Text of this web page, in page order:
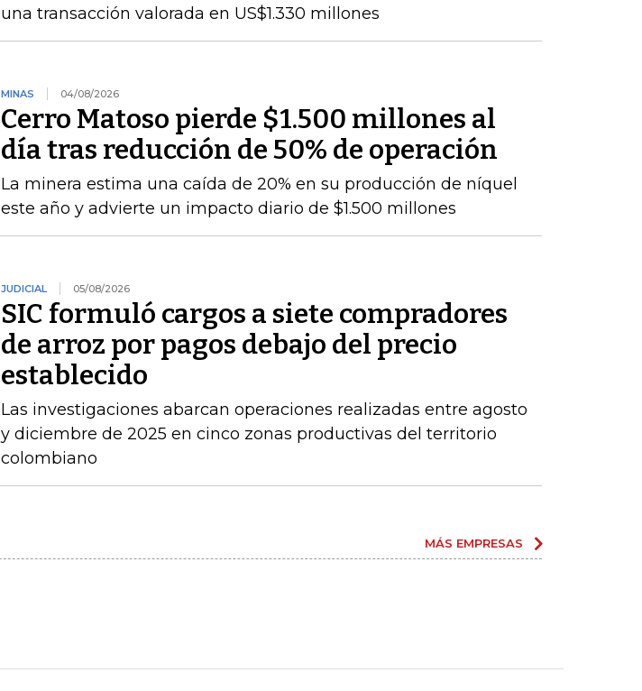
una transacción valorada en US$1.330 millones
MINAS 04/08/2026
Cerro Matoso pierde $1.500 millones al
día tras reducción de 50% de operación
La minera estima una caída de 20% en su producción de níquel
este año y advierte un impacto diario de $1.500 millones
JUDICIAL 05/08/2026
SIC formuló cargos a siete compradores
de arroz por pagos debajo del precio
establecido
Las investigaciones abarcan operaciones realizadas entre agosto
y diciembre de 2025 en cinco zonas productivas del territorio
colombiano
MÁS EMPRESAS